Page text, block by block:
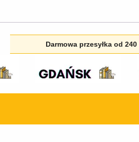
Darmowa przesyłka od 240